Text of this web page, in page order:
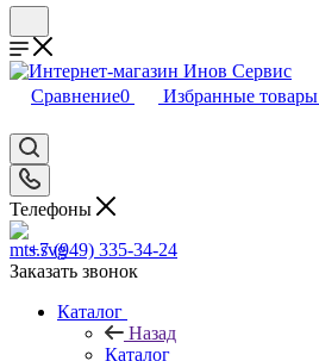
Сравнение0 Избранные товары
Телефоны
+7 (949) 335-34-24
Заказать звонок
Каталог
Назад
Каталог